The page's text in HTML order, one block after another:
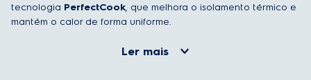
tecnologia PerfectCook, que melhora o isolamento térmico e
mantém o calor de forma uniforme.
Ler mais